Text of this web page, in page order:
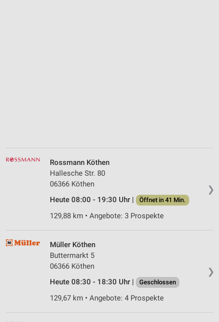
❯
Rossmann Köthen
Hallesche Str. 80
06366 Köthen
Heute 08:00 - 19:30 Uhr |
Öffnet in 41 Min.
129,88 km • Angebote: 3 Prospekte
❯
Müller Köthen
Buttermarkt 5
06366 Köthen
Heute 08:30 - 18:30 Uhr |
Geschlossen
129,67 km • Angebote: 4 Prospekte